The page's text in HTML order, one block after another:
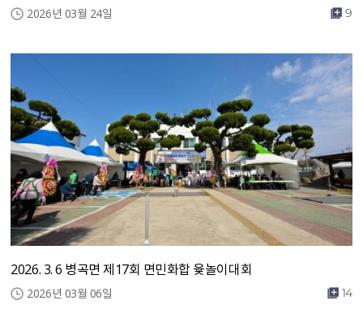
2026년 03월 24일 9
2026. 3. 6 병곡면 제17회 면민화합 윷놀이대회
2026년 03월 06일 14